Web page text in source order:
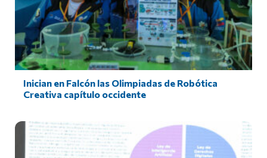
Inician en Falcón las Olimpiadas de Robótica
Creativa capítulo occidente